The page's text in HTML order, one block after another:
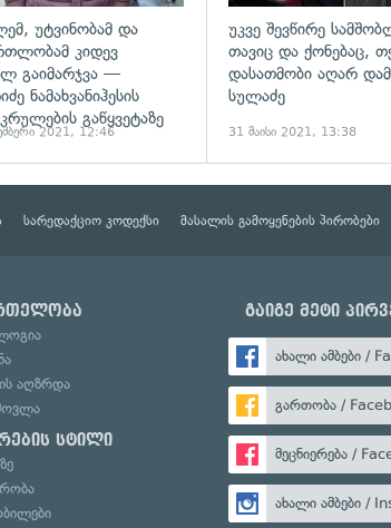
უტვინობამ და
კიდევ
გაიმარჯვა —
ნამახვანიჰესის
გაწყვეტაზე
2021, 12:46
უკვე შევწირე
თავიც და ქონებაც,
დასათმობი აღარ
სულაძე
31 მაისი 2021, 13:38
სარედაქციო კოდექსი მასალის გამოყენების პირობები
აღზრდა
სტილი
გაიგე მეტი
ახალი ამბები /
გართობა /
მეცნიერება /
ახალი ამბები /